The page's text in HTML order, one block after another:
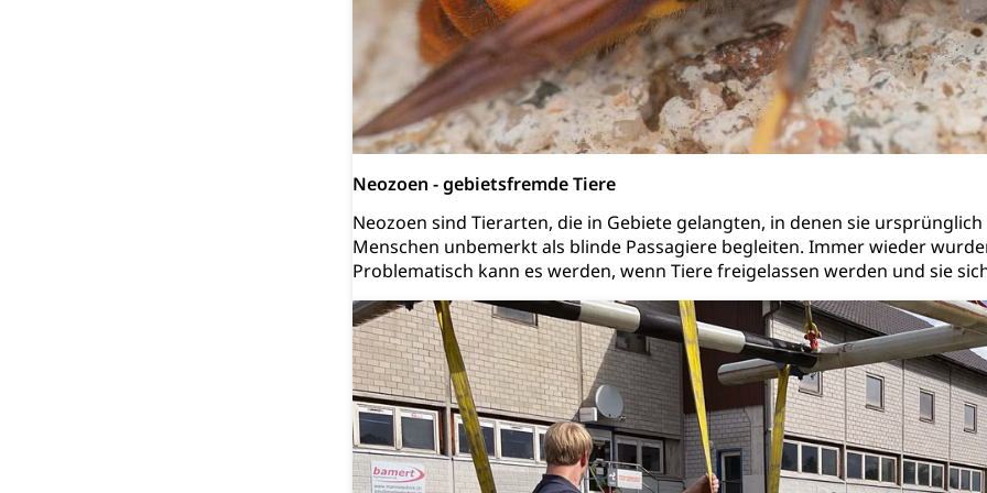
Neozoen - gebietsfremde Tiere
Neozoen sind Tierarten, die in Gebiete gelangten, in denen sie
Menschen unbemerkt als blinde Passagiere begleiten. Immer wieder
Problematisch kann es werden, wenn Tiere freigelassen werden und sie
Raumdatenpool Richtplanung Kanton Luzern (ARE) Raum und